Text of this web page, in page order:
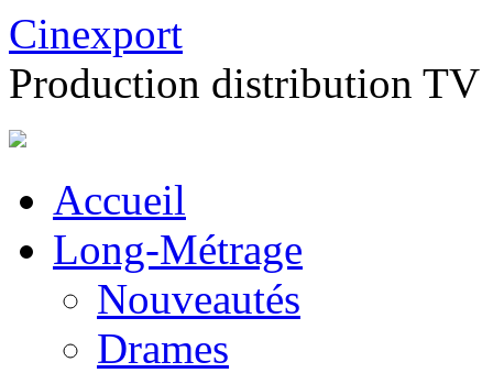
Cinexport
Production distribution TV
Accueil
Long-Métrage
Nouveautés
Drames